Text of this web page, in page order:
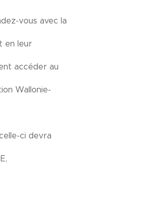
vous avec la
en leur
accéder au
Wallonie-
ci devra